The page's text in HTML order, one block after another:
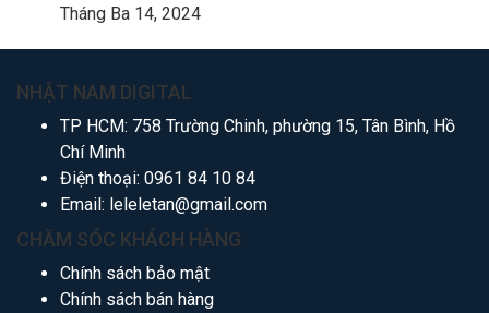
Tháng Ba 14, 2024
NHẬT NAM DIGITAL
TP HCM: 758 Trường Chinh, phường 15, Tân Bình, Hồ
Chí Minh
Điện thoại: 0961 84 10 84
Email: leleletan@gmail.com
CHĂM SÓC KHÁCH HÀNG
Chính sách bảo mật
Chính sách bán hàng